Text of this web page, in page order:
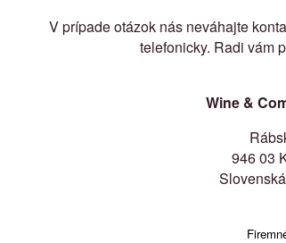
V prípade otázok nás neváhajte
telefonicky. Radi vám
Wine &
946 03